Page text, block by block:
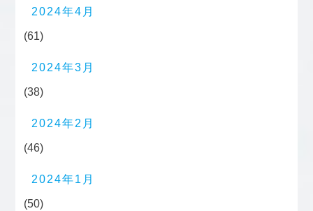
2024年4月
(61)
2024年3月
(38)
2024年2月
(46)
2024年1月
(50)